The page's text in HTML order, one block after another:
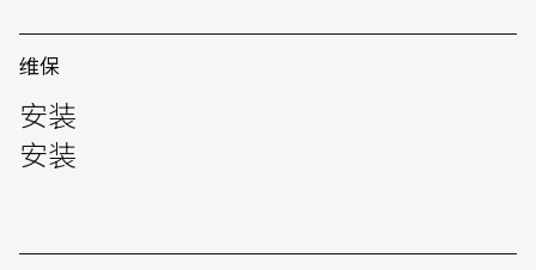
维保
安装
安装